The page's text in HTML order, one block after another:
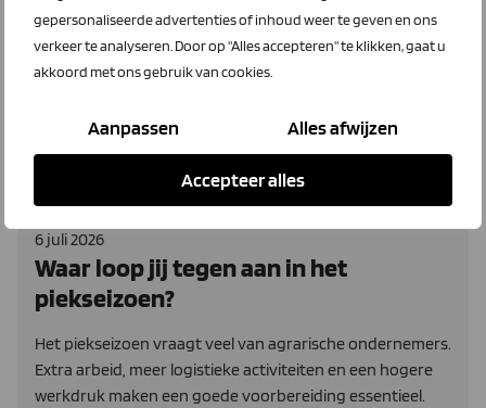
gepersonaliseerde advertenties of inhoud weer te geven en ons
verkeer te analyseren. Door op "Alles accepteren" te klikken, gaat u
akkoord met ons gebruik van cookies.
Aanpassen Alles afwijzen
Accepteer alles
6 juli 2026
Waar loop jij tegen aan in het
piekseizoen?
Het piekseizoen vraagt veel van agrarische ondernemers.
Extra arbeid, meer logistieke activiteiten en een hogere
werkdruk maken een goede voorbereiding essentieel.